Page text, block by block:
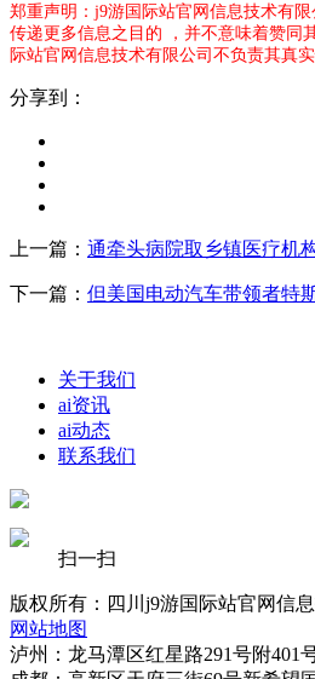
郑重声明：j9游国际站官网信息技术有
传递更多信息之目的 ，并不意味着赞同
际站官网信息技术有限公司不负责其真实
分享到：
上一篇： 通牵头病院取乡镇医疗机
下一篇： 但美国电动汽车带领者特
关于我们
ai资讯
ai动态
联系我们
扫一扫
版权所有：四川j9游国际站官网信
网站地图
泸州：龙马潭区红星路291号附401